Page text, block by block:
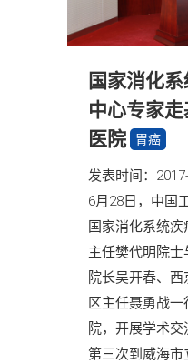
国家消化
中心专家
医院
胃癌
发表时间：
6月28日，中国
国家消化系统
主任樊代明院士
院长吴开春、
区主任聂勇战
院，开展学术
第三次到威海